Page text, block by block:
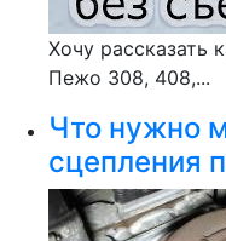
Хочу рассказать
Пежо 308, 408,...
Что нужно
сцепления